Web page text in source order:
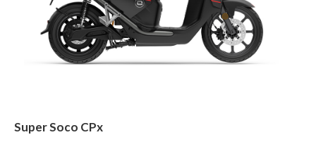
Super Soco CPx